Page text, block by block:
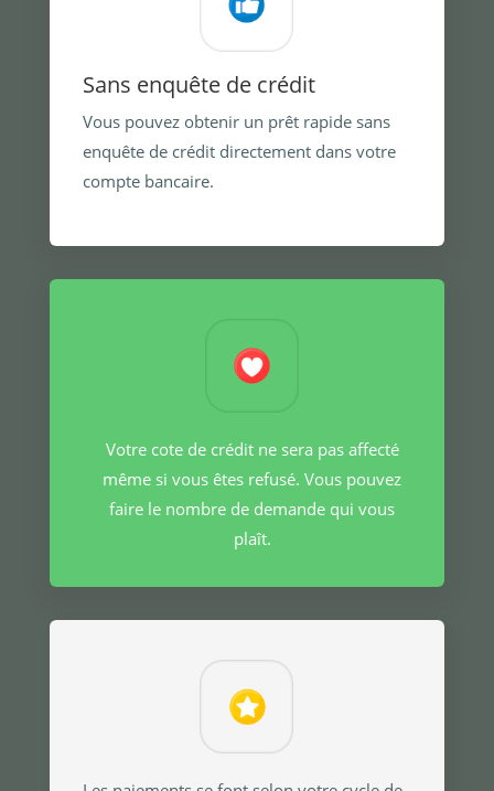
Sans enquête de crédit
Vous pouvez obtenir un prêt rapide sans
enquête de crédit directement dans votre
compte bancaire.
Votre cote de crédit ne sera pas affecté
même si vous êtes refusé. Vous pouvez
faire le nombre de demande qui vous
plaît.